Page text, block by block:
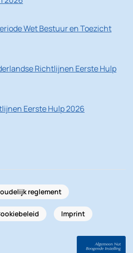
Wet Bestuur en Toezicht
Richtlijnen Eerste Hulp
Eerste Hulp 2026
reglement
Imprint